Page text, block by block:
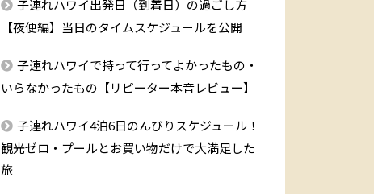
子連れハワイ出発日（到着日）の過ごし方
【夜便編】当日のタイムスケジュールを公開
子連れハワイで持って行ってよかったもの・
いらなかったもの【リピーター本音レビュー】
子連れハワイ4泊6日のんびりスケジュール！
観光ゼロ・プールとお買い物だけで大満足した
旅